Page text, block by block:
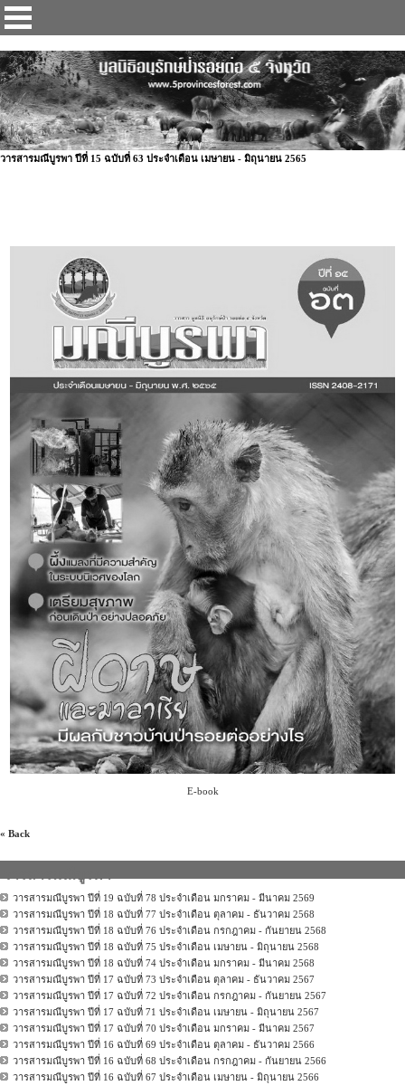
วารสารมณีบูรพา ปีที่ 15 ฉบับที่ 63 ประจำเดือน เมษายน - มิถุนายน 2565
E-book
« Back
วารสารมณีบูรพา ปีที่ 19 ฉบับที่ 78 ประจำเดือน มกราคม - มีนาคม 2569
วารสารมณีบูรพา ปีที่ 18 ฉบับที่ 77 ประจำเดือน ตุลาคม - ธันวาคม 2568
วารสารมณีบูรพา ปีที่ 18 ฉบับที่ 76 ประจำเดือน กรกฎาคม - กันยายน 2568
วารสารมณีบูรพา ปีที่ 18 ฉบับที่ 75 ประจำเดือน เมษายน - มิถุนายน 2568
วารสารมณีบูรพา ปีที่ 18 ฉบับที่ 74 ประจำเดือน มกราคม - มีนาคม 2568
วารสารมณีบูรพา ปีที่ 17 ฉบับที่ 73 ประจำเดือน ตุลาคม - ธันวาคม 2567
วารสารมณีบูรพา ปีที่ 17 ฉบับที่ 72 ประจำเดือน กรกฎาคม - กันยายน 2567
วารสารมณีบูรพา ปีที่ 17 ฉบับที่ 71 ประจำเดือน เมษายน - มิถุนายน 2567
วารสารมณีบูรพา ปีที่ 17 ฉบับที่ 70 ประจำเดือน มกราคม - มีนาคม 2567
วารสารมณีบูรพา ปีที่ 16 ฉบับที่ 69 ประจำเดือน ตุลาคม - ธันวาคม 2566
วารสารมณีบูรพา ปีที่ 16 ฉบับที่ 68 ประจำเดือน กรกฎาคม - กันยายน 2566
วารสารมณีบูรพา ปีที่ 16 ฉบับที่ 67 ประจำเดือน เมษายน - มิถุนายน 2566